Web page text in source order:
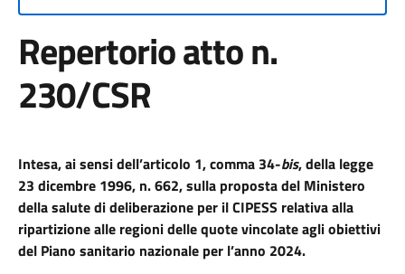
Repertorio atto n.
230/CSR
Intesa, ai sensi dell’articolo 1, comma 34-bis, della legge
23 dicembre 1996, n. 662, sulla proposta del Ministero
della salute di deliberazione per il CIPESS relativa alla
ripartizione alle regioni delle quote vincolate agli obiettivi
del Piano sanitario nazionale per l’anno 2024.